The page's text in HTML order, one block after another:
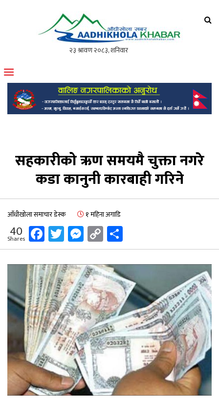
मोफसलकै लोकप्रिय अनलाइन पत्रिका
सहकारीको ऋण समयमै चुक्ता नगरे
कडा कानुनी कारबाही गरिने
आँधीखोला समाचार डेस्क १ महिना अगाडि
40
Shares Facebook
Twitter
Messenger
Copy
Link